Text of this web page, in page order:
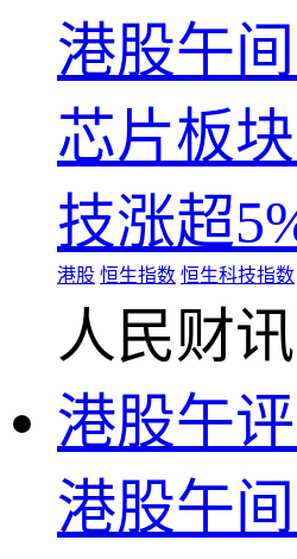
港股午
芯片板
技涨超
港股 恒生指数 恒生科技指数
人民财讯
港股午
港股午